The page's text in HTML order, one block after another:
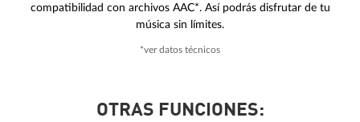
compatibilidad con archivos AAC*. Así podrás disfrutar de tu
música sin límites.
*ver datos técnicos
OTRAS FUNCIONES: